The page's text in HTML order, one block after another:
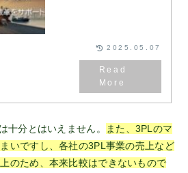
2025.05.07
十分とはいえません。
また、3PLのマ
いですし、各社の3PL事業の売上など
のため、本来比較はできないもので